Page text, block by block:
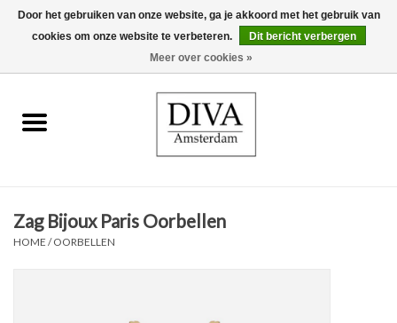
0 Artikelen - €0,00
Oorbellen
Ringen
Zag Bijoux Paris Oorbellen
HOME /OORBELLEN
Door het gebruiken van onze website, ga je akkoord met het gebruik van
cookies om onze website te verbeteren.
Dit bericht verbergen
Meer over cookies »